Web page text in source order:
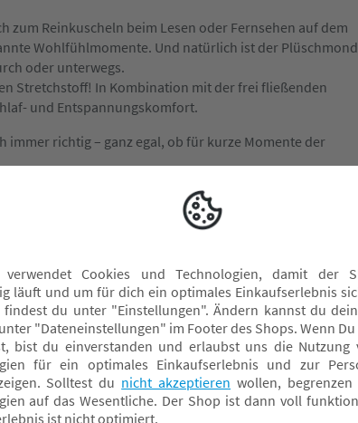
zum Reinkuscheln beim Lesen oder Fernsehen auf dem
Wohlfühlmomente. Und natürlich ist der Plüschmond
oder unterwegs.
Stretchstoff! In Kombination mit der frei fließenden
und Entspannungskomfort.
richtig – ganz egal, ob für kurze Momente der